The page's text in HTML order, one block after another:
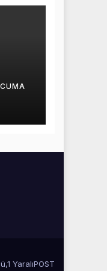
CUMA
YaralıPOST